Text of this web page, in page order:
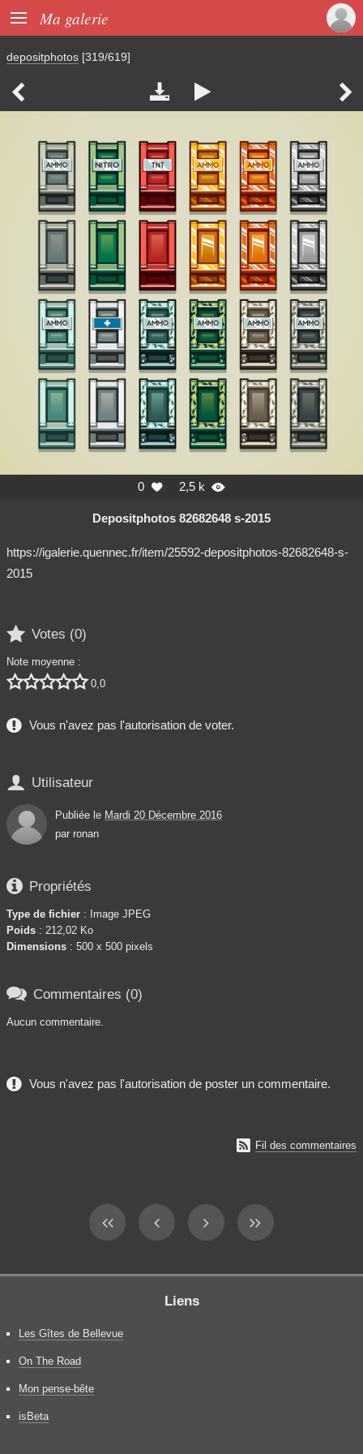
 Ma galerie
depositphotos [319/619]
   
0  2,5 k 
Depositphotos 82682648 s-2015
https://igalerie.quennec.fr/item/25592-depositphotos-82682648-s-
2015
 Votes (0)
Note moyenne :
 0,0
Vous n'avez pas l'autorisation de voter.
 Utilisateur
Publiée le Mardi 20 Décembre 2016
par ronan
 Propriétés
Type de fichier : Image JPEG
Poids : 212,02 Ko
Dimensions : 500 x 500 pixels
 Commentaires (0)
Aucun commentaire.
Vous n'avez pas l'autorisation de poster un commentaire.
 Fil des commentaires
Liens
Les Gîtes de Bellevue
On The Road
Mon pense-bête
isBeta